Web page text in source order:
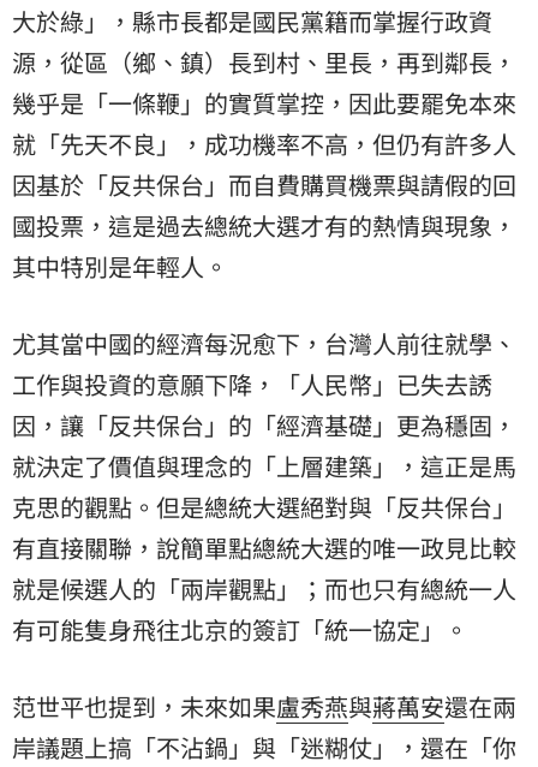
大於綠」，縣市長都是國民黨籍而掌握行政資
源，從區（鄉、鎮）長到村、里長，再到鄰長，
幾乎是「一條鞭」的實質掌控，因此要罷免本來
就「先天不良」，成功機率不高，但仍有許多人
因基於「反共保台」而自費購買機票與請假的回
國投票，這是過去總統大選才有的熱情與現象，
其中特別是年輕人。
尤其當中國的經濟每況愈下，台灣人前往就學、
工作與投資的意願下降，「人民幣」已失去誘
因，讓「反共保台」的「經濟基礎」更為穩固，
就決定了價值與理念的「上層建築」，這正是馬
克思的觀點。但是總統大選絕對與「反共保台」
有直接關聯，說簡單點總統大選的唯一政見比較
就是候選人的「兩岸觀點」；而也只有總統一人
有可能隻身飛往北京的簽訂「統一協定」。
范世平也提到，未來如果盧秀燕與蔣萬安還在兩
岸議題上搞「不沾鍋」與「迷糊仗」，還在「你